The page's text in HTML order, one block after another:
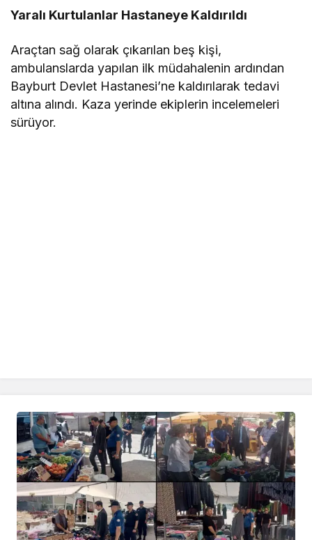
Yaralı Kurtulanlar Hastaneye Kaldırıldı
Araçtan sağ olarak çıkarılan beş kişi,
ambulanslarda yapılan ilk müdahalenin ardından
Bayburt Devlet Hastanesi’ne kaldırılarak tedavi
altına alındı. Kaza yerinde ekiplerin incelemeleri
sürüyor.